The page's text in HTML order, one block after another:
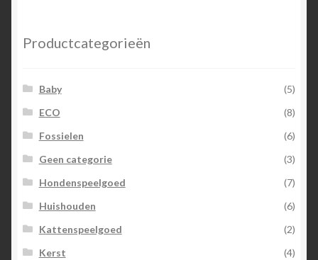
Productcategorieën
Baby
(5)
ECO
(8)
Fossielen
(6)
Geen categorie
(3)
Hondenspeelgoed
(7)
Huishouden
(6)
Kattenspeelgoed
(2)
Kerst
(4)